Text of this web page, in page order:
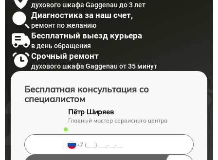
духового шкафа Gaggenau до 3 лет
Диагностика за наш счет,
ремонт по желанию
Бесплатный выезд курьера
в день обращения
Срочный ремонт
духового шкафа Gaggenau от 35 минут
Бесплатная консультация со
специалистом
Пётр Ширяев
Главный мастер сервисного центра